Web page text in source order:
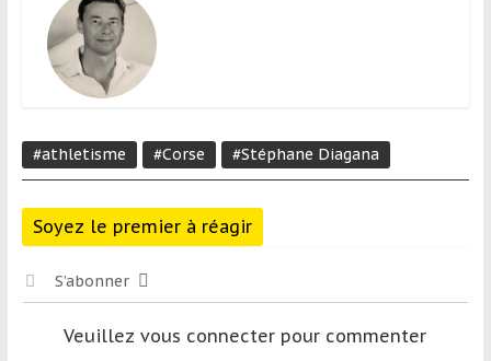
#athletisme #Corse #Stéphane Diagana
Soyez le premier à réagir
S’abonner
Veuillez vous connecter pour commenter